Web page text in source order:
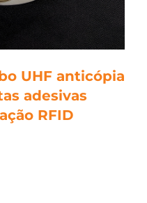
UHF anticópia
adesivas
RFID